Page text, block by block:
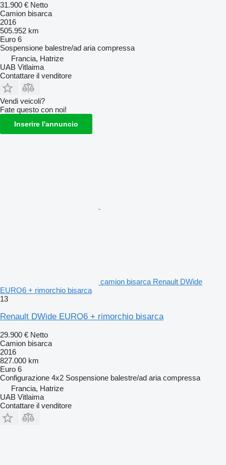
31.900 € Netto
Camion bisarca
2016
505.952 km
Euro 6
Sospensione balestre/ad aria compressa
Francia, Hatrize
UAB Vitlaima
Contattare il venditore
Vendi veicoli?
Fate questo con noi!
Inserire l'annuncio
camion bisarca Renault DWide
EURO6 + rimorchio bisarca
13
Renault DWide EURO6 + rimorchio bisarca
29.900 € Netto
Camion bisarca
2016
827.000 km
Euro 6
Configurazione 4x2 Sospensione balestre/ad aria compressa
Francia, Hatrize
UAB Vitlaima
Contattare il venditore